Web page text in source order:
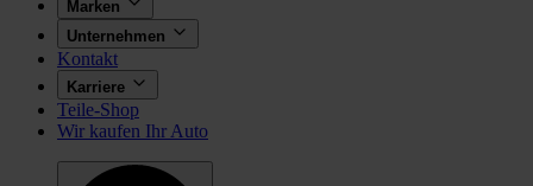
Marken
Unternehmen
Kontakt
Karriere
Teile-Shop
Wir kaufen Ihr Auto